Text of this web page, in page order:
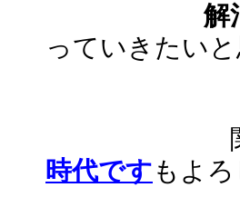
解
っていきたい
関連記
時代ですもよ